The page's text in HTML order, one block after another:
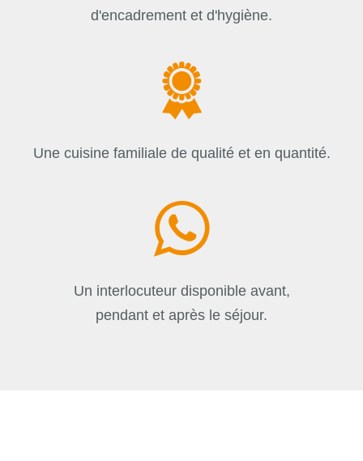
d'encadrement et d'hygiène.
Une cuisine familiale de qualité et en quantité.
Un interlocuteur disponible avant,
pendant et après le séjour.